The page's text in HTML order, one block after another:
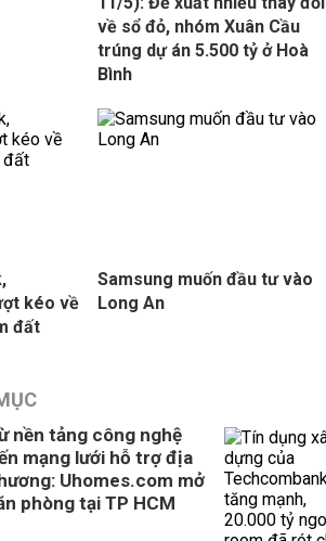
về sổ đỏ, nhóm Xuân Cầu
trúng dự án 5.500 tỷ ở Hoà
Bình
kéo về
đất
Samsung muốn đầu tư vào
Long An
nền tảng công nghệ
mạng lưới hỗ trợ địa
Uhomes.com mở
phòng tại TP HCM